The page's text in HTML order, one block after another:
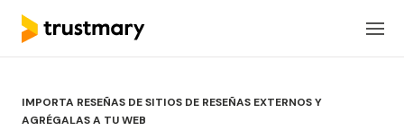
Productos
ES Iniciar Sesión
IMPORTA RESEÑAS DE SITIOS DE RESEÑAS EXTERNOS Y
AGRÉGALAS A TU WEB